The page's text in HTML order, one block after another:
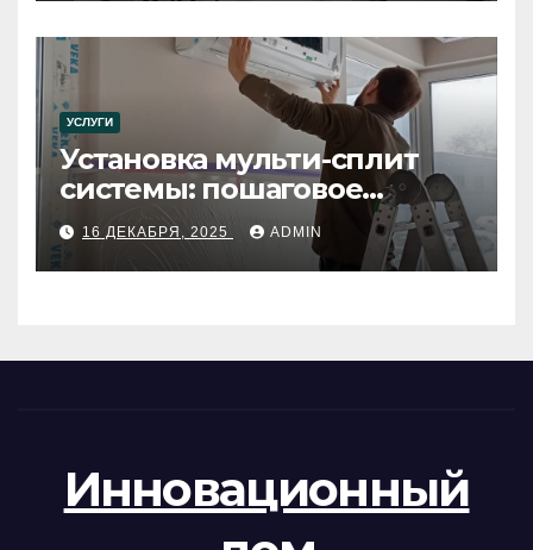
УСЛУГИ
Установка мульти-сплит
системы: пошаговое
руководство
16 ДЕКАБРЯ, 2025 ADMIN
Инновационный